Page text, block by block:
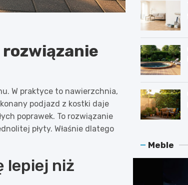
W praktyce to nawierzchnia,
podjazd z kostki daje
poprawek. To rozwiązanie
płyty. Właśnie dlatego
lepiej niż
Meble